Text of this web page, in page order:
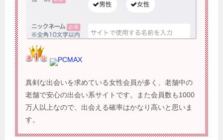
PCMAX
真剣な出会いを求めている女性会員が多く、老舗中の
老舗で安心の出会い系サイトです。また会員数も1000
万人以上なので、出会える確率はかなり高いと思いま
す。